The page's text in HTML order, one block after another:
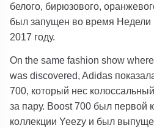
белого, бирюзового,
был запущен во время
2017 году.
On the same fashion show
was discovered, Adidas
700, который нес
за пару. Boost 700 был первой
коллекции Yeezy и был